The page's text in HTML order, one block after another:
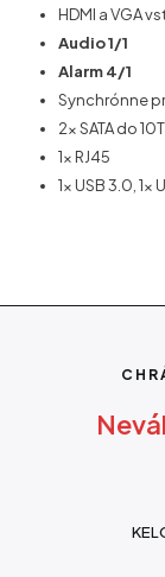
HDMI a VGA
Audio 1/1
Alarm 4/1
Synchrónne
2x SATA do
1x RJ45
1x USB 3.0, 1x